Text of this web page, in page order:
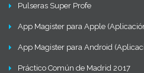
Pulseras Super Profe
App Magister para Apple
App Magister para Android
Práctico Común de Madrid 2017